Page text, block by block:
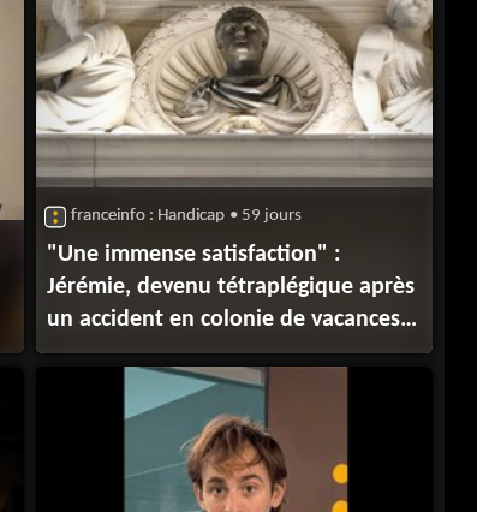
franceinfo : Handicap • 59 jours
"Une immense satisfaction" :
Jérémie, devenu tétraplégique après
un accident en colonie de vacances,
sera finalement indemnisé à 100%